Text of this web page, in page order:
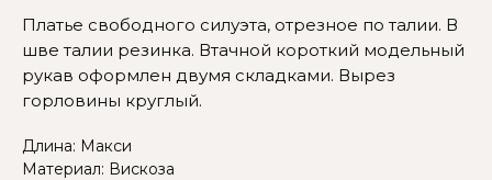
Платье свободного силуэта, отрезное по талии. В
шве талии резинка. Втачной короткий модельный
рукав оформлен двумя складками. Вырез
горловины круглый.
Длина: Макси
Материал: Вискоза
вам поможем!